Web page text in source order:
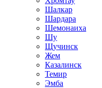
Шалкар
Шардара
Шемонаиха
Шу
Щучинск
Жем
Казалинск
Темир
Эмба